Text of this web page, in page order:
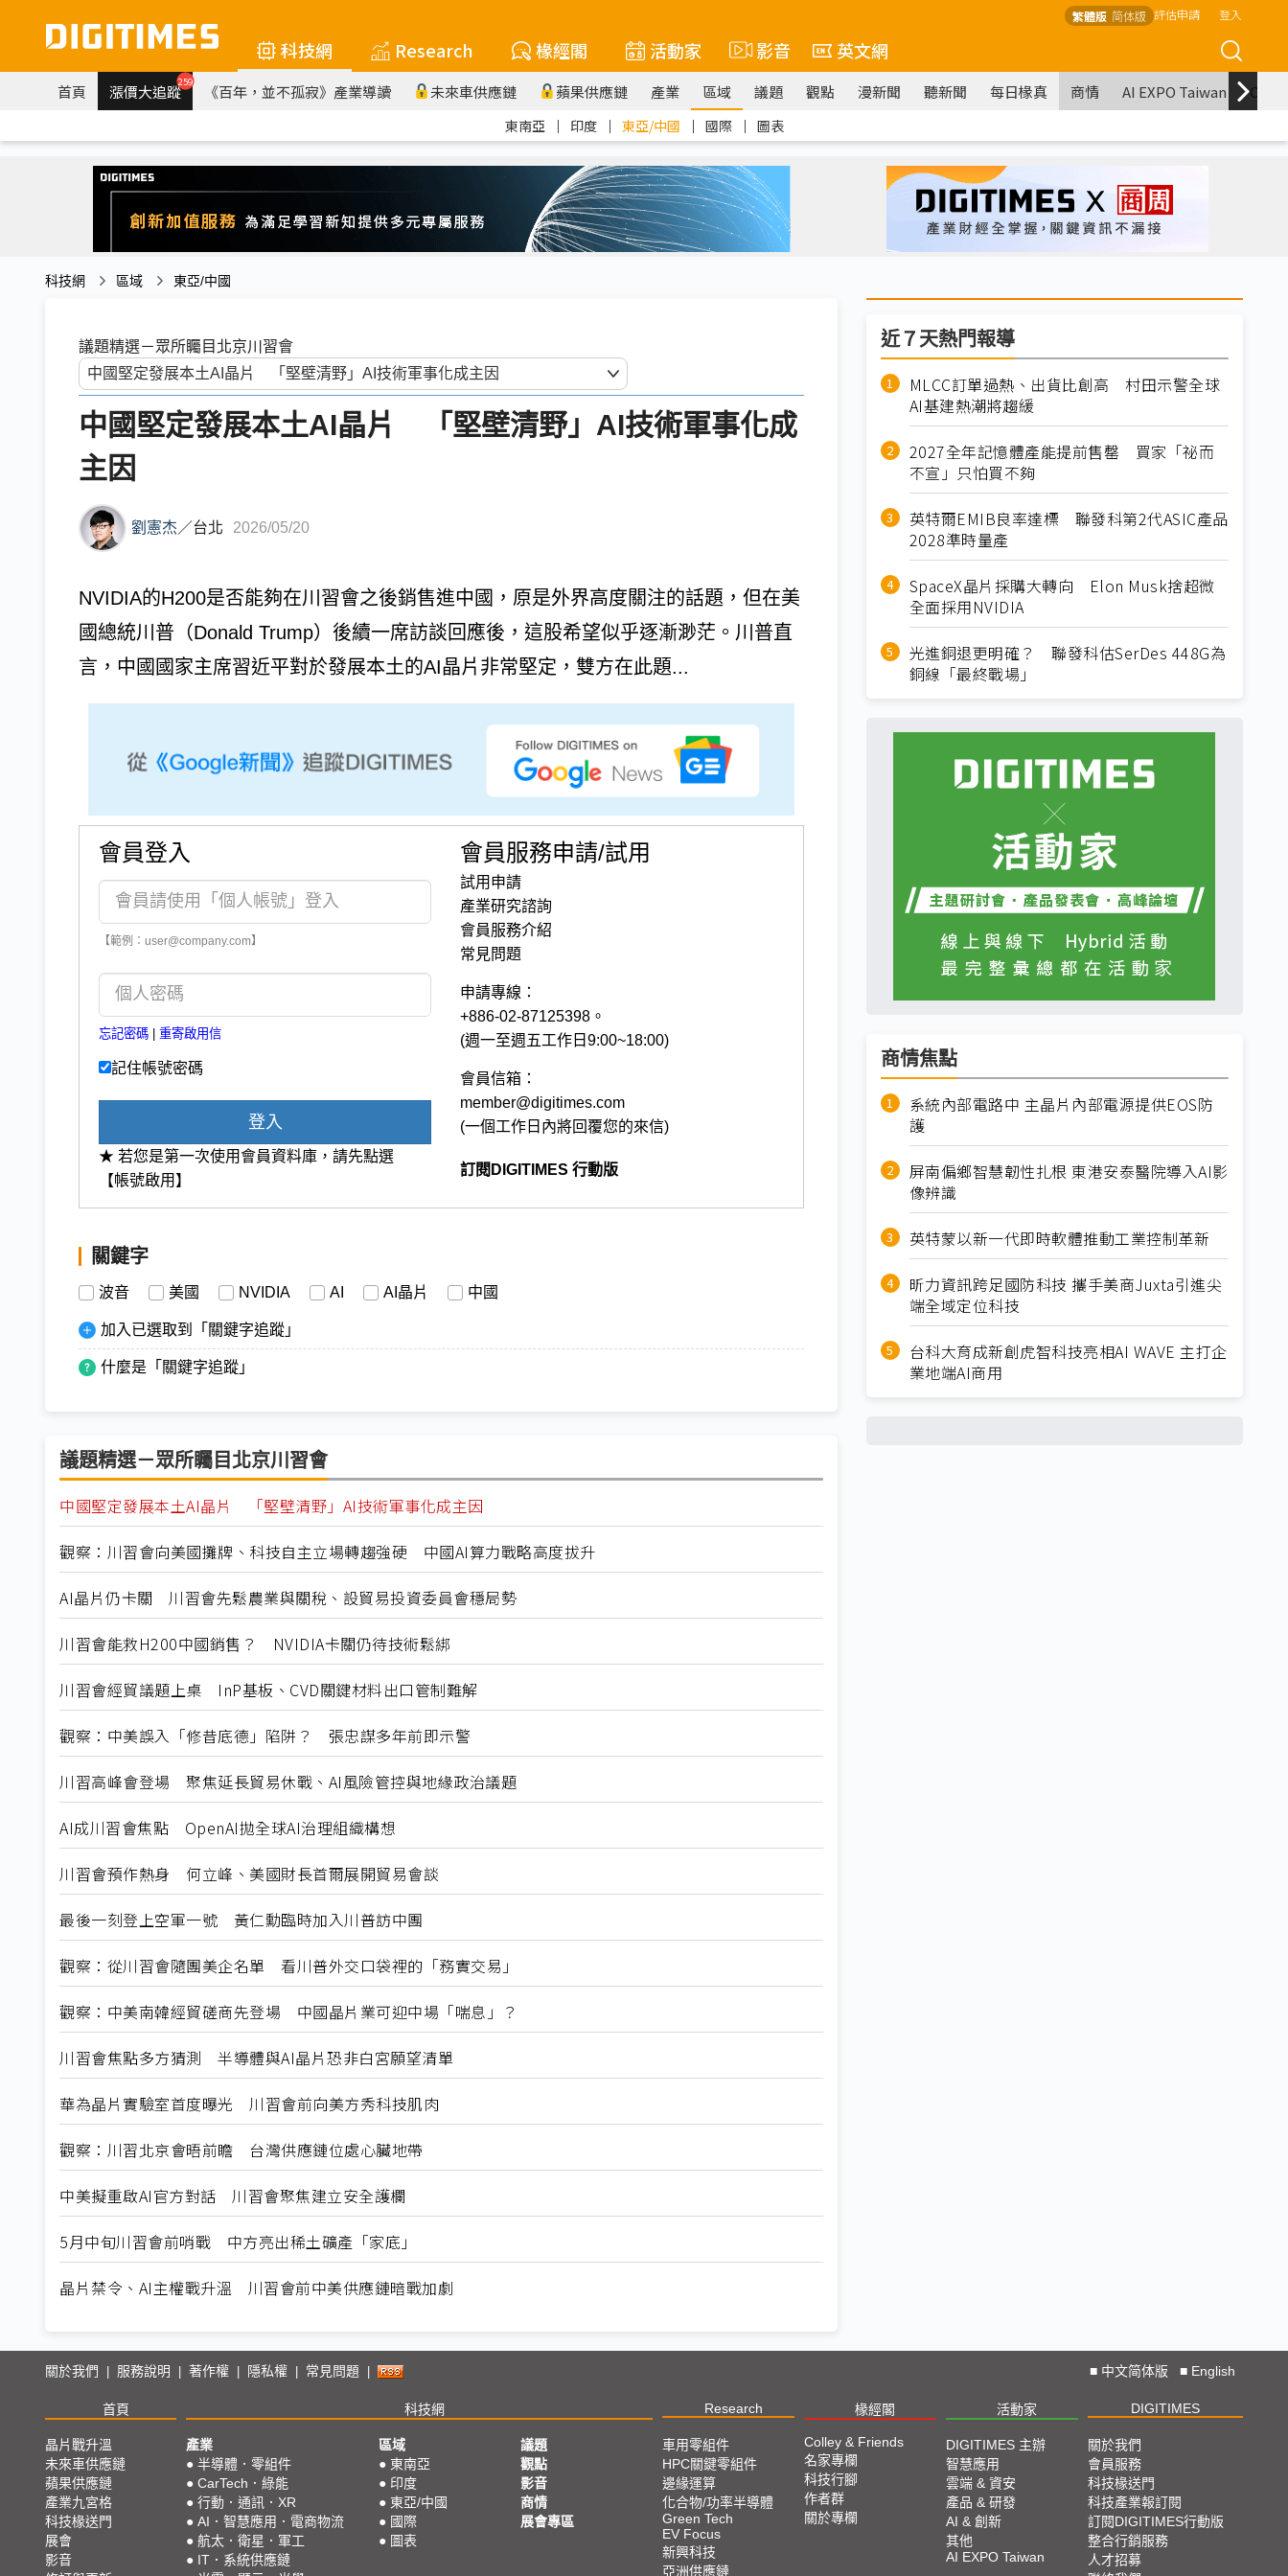
繁體版 简体版 評估申請 登入
科技網 Research 椽經閣 活動家 影音 英文網
首頁 漲價大追蹤259 《百年，並不孤寂》產業導讀 未來車供應鏈 蘋果供應鏈 產業 區域 議題 觀點 漫新聞 聽新聞 每日椽真 商情 AI EXPO Taiwan
東南亞 ｜ 印度 ｜ 東亞/中國 ｜ 國際 ｜ 圖表
科技網 區域 東亞/中國
議題精選－眾所矚目北京川習會
中國堅定發展本土AI晶片 「堅壁清野」AI技術軍事化成
主因
劉憲杰 ／台北 2026/05/20
NVIDIA的H200是否能夠在川習會之後銷售進中國，原是外界高度關注的話題，但在美
國總統川普（Donald Trump）後續一席訪談回應後，這股希望似乎逐漸渺茫。川普直
言，中國國家主席習近平對於發展本土的AI晶片非常堅定，雙方在此題...
會員登入
【範例：user@company.com】
忘記密碼 重寄啟用信
記住帳號密碼
登入
★ 若您是第一次使用會員資料庫，請先點選
【帳號啟用】
會員服務申請/試用
試用申請
產業研究諮詢
會員服務介紹
常見問題
申請專線：
+886-02-87125398。
(週一至週五工作日9:00~18:00)
會員信箱：
member@digitimes.com
(一個工作日內將回覆您的來信)
訂閱DIGITIMES 行動版
關鍵字
波音 美國 NVIDIA AI AI晶片 中國
加入已選取到「關鍵字追蹤」
什麼是「關鍵字追蹤」
議題精選－眾所矚目北京川習會
中國堅定發展本土AI晶片 「堅壁清野」AI技術軍事化成主因
觀察：川習會向美國攤牌、科技自主立場轉趨強硬 中國AI算力戰略高度拔升
AI晶片仍卡關 川習會先鬆農業與關稅、設貿易投資委員會穩局勢
川習會能救H200中國銷售？ NVIDIA卡關仍待技術鬆綁
川習會經貿議題上桌 InP基板、CVD關鍵材料出口管制難解
觀察：中美誤入「修昔底德」陷阱？ 張忠謀多年前即示警
川習高峰會登場 聚焦延長貿易休戰、AI風險管控與地緣政治議題
AI成川習會焦點 OpenAI拋全球AI治理組織構想
川習會預作熱身 何立峰、美國財長首爾展開貿易會談
最後一刻登上空軍一號 黃仁勳臨時加入川普訪中團
觀察：從川習會隨團美企名單 看川普外交口袋裡的「務實交易」
觀察：中美南韓經貿磋商先登場 中國晶片業可迎中場「喘息」？
川習會焦點多方猜測 半導體與AI晶片恐非白宮願望清單
華為晶片實驗室首度曝光 川習會前向美方秀科技肌肉
觀察：川習北京會晤前瞻 台灣供應鏈位處心臟地帶
中美擬重啟AI官方對話 川習會聚焦建立安全護欄
5月中旬川習會前哨戰 中方亮出稀土礦產「家底」
晶片禁令、AI主權戰升溫 川習會前中美供應鏈暗戰加劇
近７天熱門報導
MLCC訂單過熱、出貨比創高 村田示警全球
AI基建熱潮將趨緩
2027全年記憶體產能提前售罄 買家「祕而
不宣」只怕買不夠
英特爾EMIB良率達標 聯發科第2代ASIC產品
2028準時量產
SpaceX晶片採購大轉向 Elon Musk捨超微
全面採用NVIDIA
光進銅退更明確？ 聯發科估SerDes 448G為
銅線「最終戰場」
商情焦點
系統內部電路中 主晶片內部電源提供EOS防
護
屏南偏鄉智慧韌性扎根 東港安泰醫院導入AI影
像辨識
英特蒙以新一代即時軟體推動工業控制革新
昕力資訊跨足國防科技 攜手美商Juxta引進尖
端全域定位科技
台科大育成新創虎智科技亮相AI WAVE 主打企
業地端AI商用
關於我們 服務說明 著作權 隱私權 常見問題 ■ 中文简体版 ■ English
首頁 科技網 Research 椽經閣 活動家 DIGITIMES
晶片戰升溫
未來車供應鏈
蘋果供應鏈
產業九宮格
科技椽送門
展會
影音
產業
● 半導體．零組件
● CarTech．綠能
● 行動．通訊．XR
● AI．智慧應用．電商物流
● 航太．衛星．軍工
● IT．系統供應鏈
區域
● 東南亞
● 印度
● 東亞/中國
● 國際
● 圖表
議題
觀點
影音
商情
展會專區
車用零組件
HPC關鍵零組件
邊緣運算
化合物/功率半導體
Green Tech
EV Focus
新興科技
亞洲供應鏈
Colley & Friends
名家專欄
科技行腳
作者群
關於專欄
DIGITIMES 主辦
智慧應用
雲端 & 資安
產品 & 研發
AI & 創新
其他
AI EXPO Taiwan
關於我們
會員服務
科技椽送門
科技產業報訂閱
訂閱DIGITIMES行動版
整合行銷服務
人才招募